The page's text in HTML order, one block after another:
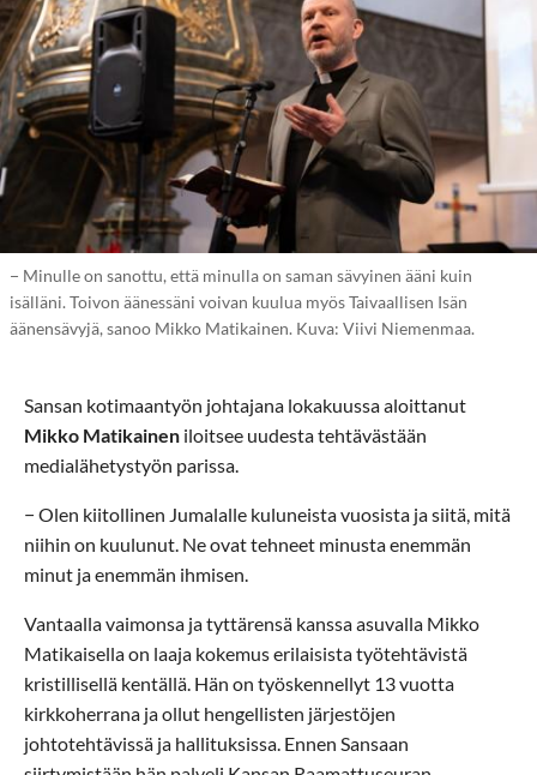
− Minulle on sanottu, että minulla on saman sävyinen ääni kuin
isälläni. Toivon äänessäni voivan kuulua myös Taivaallisen Isän
äänensävyjä, sanoo Mikko Matikainen. Kuva: Viivi Niemenmaa.
Sansan kotimaantyön johtajana lokakuussa aloittanut
Mikko Matikainen iloitsee uudesta tehtävästään
medialähetystyön parissa.
− Olen kiitollinen Jumalalle kuluneista vuosista ja siitä, mitä
niihin on kuulunut. Ne ovat tehneet minusta enemmän
minut ja enemmän ihmisen.
Vantaalla vaimonsa ja tyttärensä kanssa asuvalla Mikko
Matikaisella on laaja kokemus erilaisista työtehtävistä
kristillisellä kentällä. Hän on työskennellyt 13 vuotta
kirkkoherrana ja ollut hengellisten järjestöjen
johtotehtävissä ja hallituksissa. Ennen Sansaan